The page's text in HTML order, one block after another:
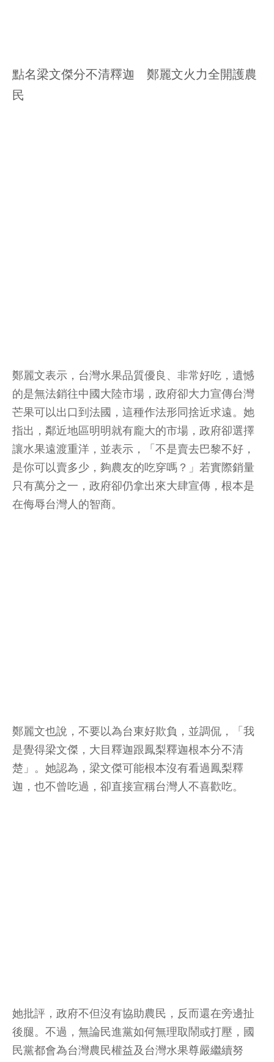
點名梁文傑分不清釋迦 鄭麗文火力全開護農
民
鄭麗文表示，台灣水果品質優良、非常好吃，遺憾
的是無法銷往中國大陸市場，政府卻大力宣傳台灣
芒果可以出口到法國，這種作法形同捨近求遠。她
指出，鄰近地區明明就有龐大的市場，政府卻選擇
讓水果遠渡重洋，並表示，「不是賣去巴黎不好，
是你可以賣多少，夠農友的吃穿嗎？」若實際銷量
只有萬分之一，政府卻仍拿出來大肆宣傳，根本是
在侮辱台灣人的智商。
鄭麗文也說，不要以為台東好欺負，並調侃，「我
是覺得梁文傑，大目釋迦跟鳳梨釋迦根本分不清
楚」。她認為，梁文傑可能根本沒有看過鳳梨釋
迦，也不曾吃過，卻直接宣稱台灣人不喜歡吃。
她批評，政府不但沒有協助農民，反而還在旁邊扯
後腿。不過，無論民進黨如何無理取鬧或打壓，國
民黨都會為台灣農民權益及台灣水果尊嚴繼續努